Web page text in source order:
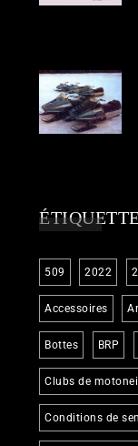
509 2022
Accessoires
Bottes BRP
Clubs de
Conditions de